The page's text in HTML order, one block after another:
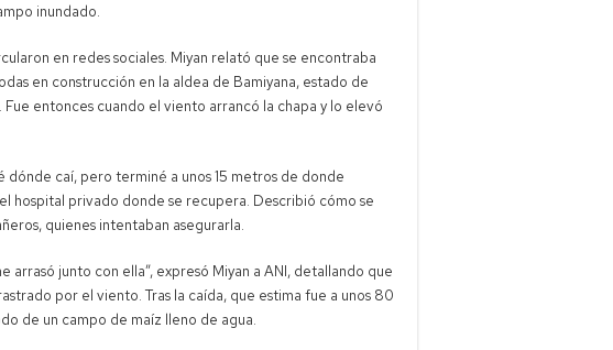
inundado.
en redes sociales. Miyan relató que se encontraba
en construcción en la aldea de Bamiyana, estado de
entonces cuando el viento arrancó la chapa y lo elevó
dónde caí, pero terminé a unos 15 metros de donde
hospital privado donde se recupera. Describió cómo se
quienes intentaban asegurarla.
arrasó junto con ella”, expresó Miyan a ANI, detallando que
por el viento. Tras la caída, que estima fue a unos 80
de un campo de maíz lleno de agua.